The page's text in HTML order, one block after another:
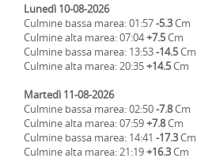
Lunedì 10-08-2026
Culmine bassa marea: 01:57-5.3Cm
Culmine alta marea: 07:04+7.5Cm
Culmine bassa marea: 13:53-14.5Cm
Culmine alta marea: 20:35+14.5Cm
Martedì 11-08-2026
Culmine bassa marea: 02:50-7.8Cm
Culmine alta marea: 07:59+7.8Cm
Culmine bassa marea: 14:41 -17.3Cm
Culmine alta marea: 21:19+16.3Cm